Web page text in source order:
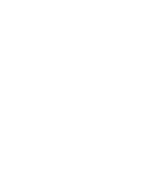
ellos.
sin necesidad
o
cambios o